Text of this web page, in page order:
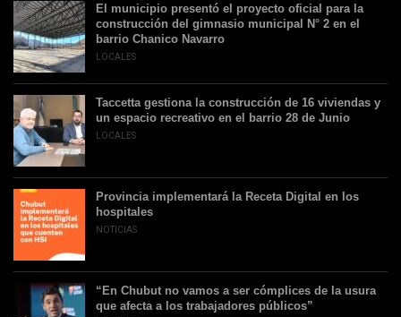
El municipio presentó el proyecto oficial para la
construcción del gimnasio municipal N° 2 en el
barrio Chanico Navarro
LOCALES
Taccetta gestiona la construcción de 16 viviendas y
un espacio recreativo en el barrio 28 de Junio
LOCALES
Provincia implementará la Receta Digital en los
hospitales
NOTICIAS
“En Chubut no vamos a ser cómplices de la usura
que afecta a los trabajadores públicos”